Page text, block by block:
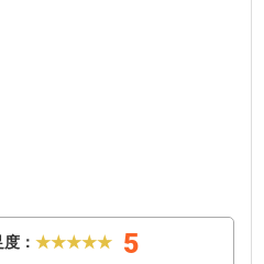
： ★★★★★ 5